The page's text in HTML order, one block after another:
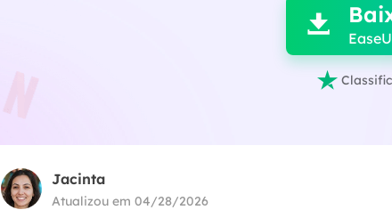


Jacinta
Atualizou em 04/28/2026